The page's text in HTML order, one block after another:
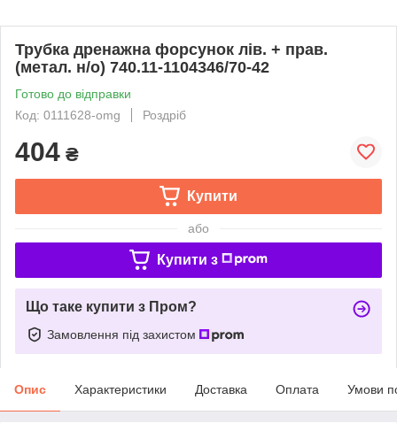
Трубка дренажна форсунок лів. + прав.
(метал. н/о) 740.11-1104346/70-42
Готово до відправки
Код: 0111628-omg
Роздріб
404 ₴
Купити
або
Купити з
Що таке купити з Пром?
Замовлення під захистом
Опис Характеристики Доставка Оплата Умови